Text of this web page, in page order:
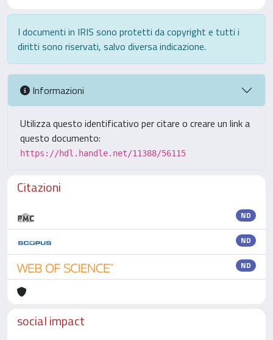
I documenti in IRIS sono protetti da copyright e tutti i
diritti sono riservati, salvo diversa indicazione.
Informazioni
Utilizza questo identificativo per citare o creare un link a
questo documento:
https://hdl.handle.net/11388/56115
Citazioni
ND
ND
ND
social impact